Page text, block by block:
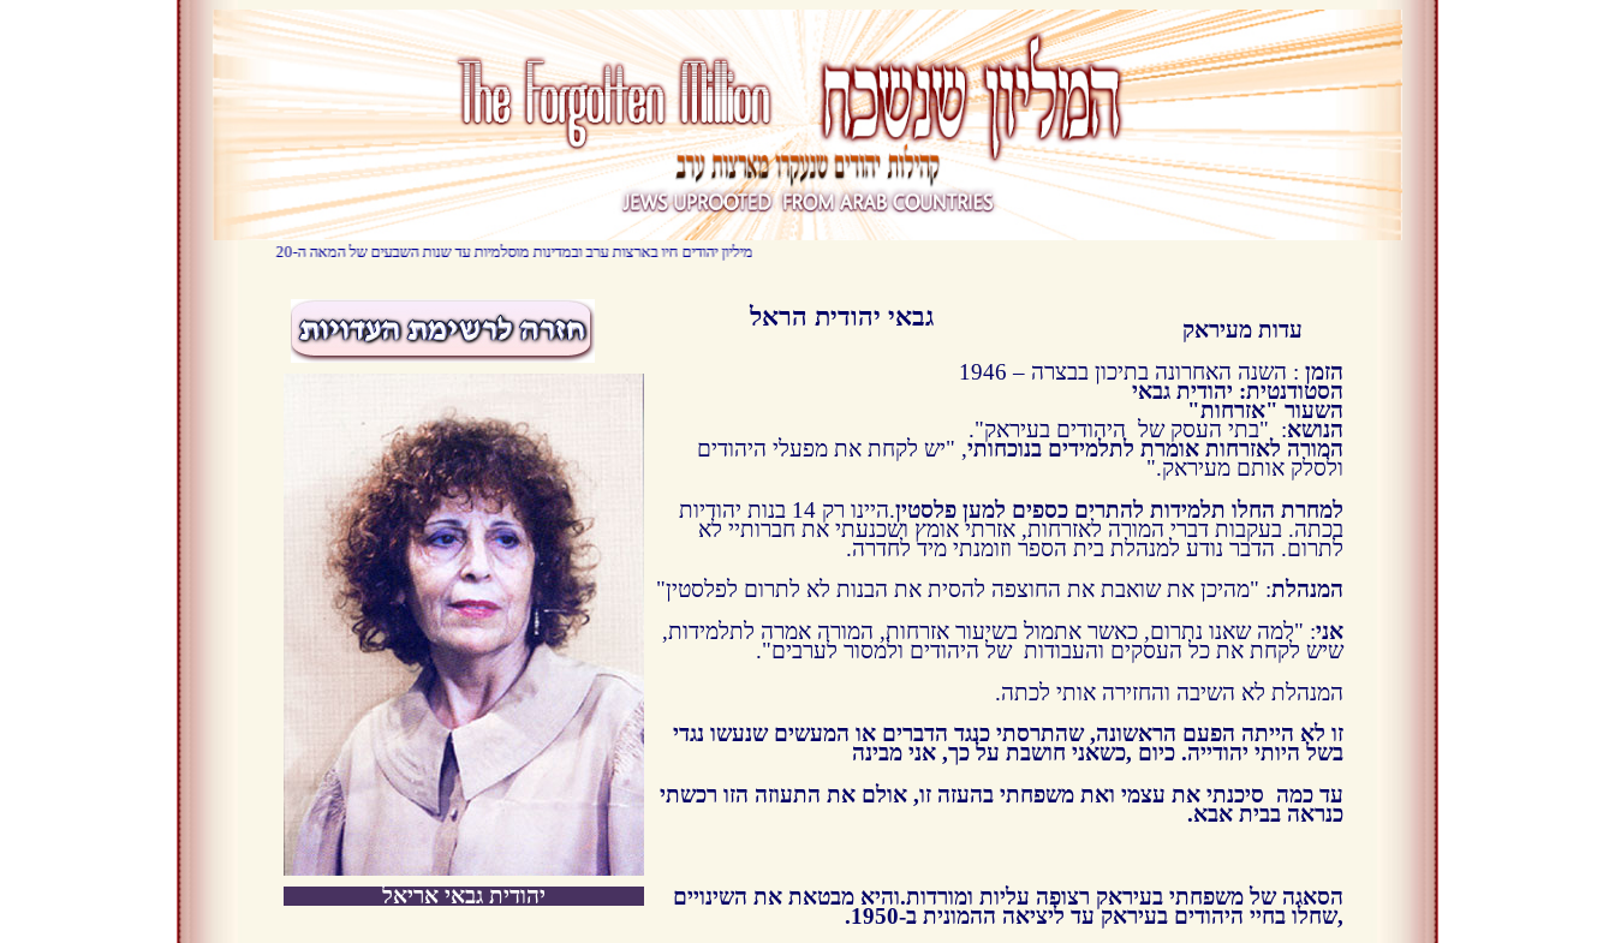
? מיליון יהודים חיו בארצות ערב ובמדינות מוסלמיות עד שנות השבעים של המאה ה-20 . מדינות אלו רוקנו את ארצותיהן מאזרחיהם היהודים. היכן הם ומה עלה בגורלם
גבאי יהודית הראל עדות מעיראק
יהודית גבאי אריאל
הזמן : השנה האחרונה בתיכון בבצרה – 1946
הסטודנטית: יהודית גבאי
השעור "אזרחות"
הנושא: "בתי העסק של היהודים בעיראק".
המורה לאזרחות אומרת לתלמידים בנוכחותי, "יש לקחת את מפעלי היהודים
ולסלק אותם מעיראק."
למחרת החלו תלמידות להתרים כספים למען פלסטין
.היינו רק 14 בנות יהודיות
בכתה. בעקבות דברי המורה לאזרחות, אזרתי אומץ ושכנעתי את חברותיי לא
לתרום. הדבר נודע למנהלת בית הספר וזומנתי מיד לחדרה.
המנהלת: "מהיכן את שואבת את החוצפה להסית את הבנות לא לתרום לפלסטין"
אני: "למה שאנו נתרום, כאשר אתמול בשיעור אזרחות, המורה אמרה לתלמידות,
שיש לקחת את כל העסקים והעבודות של היהודים ולמסור לערבים".
המנהלת לא השיבה והחזירה אותי לכתה.
זו לא הייתה הפעם הראשונה, שהתרסתי כנגד הדברים או המעשים שנעשו נגדי
בשל היותי יהודייה. כיום ,כשאני חושבת על כך, אני מבינה
עד כמה סיכנתי את עצמי ואת משפחתי בהעזה זו, אולם את התעוזה הזו רכשתי
כנראה בבית אבא.
הסאגה של משפחתי בעיראק רצופה עליות ומורדות.והיא מבטאת את השינויים
,שחלו בחיי היהודים בעיראק עד ליציאה ההמונית ב-1950.